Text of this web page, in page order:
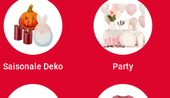
Saisonale Deko Party